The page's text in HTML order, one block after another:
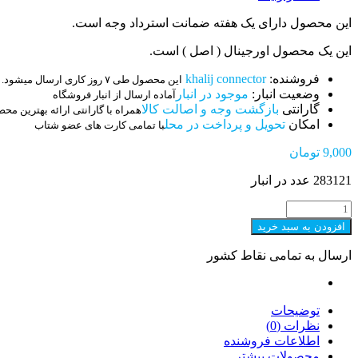
این محصول دارای یک هفته ضمانت استرداد وجه است.
این یک محصول اورجینال ( اصل ) است.
فروشنده:khalij connector این محصول طی ۷ روز کاری ارسال میشود.
وضعیت انبار: موجود در انبار آماده ارسال از انبار فروشگاه
گارانتی بازگشت وجه و اصالت کالاهمراه با گارانتی ارائه بهترین
امکان تحویل و پرداخت در محلبا تمامی کارت های عضو شتاب
9,000 تومان
283121 عدد در انبار
کانکتور
دزدگیری
XH
رایت
افزودن به سبد خرید
ارسال به تمامی نقاط کشور
توضیحات
نظرات (0)
اطلاعات فروشنده